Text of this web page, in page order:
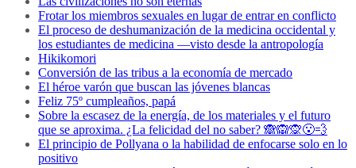
Frotar los miembros sexuales en lugar de entrar en conflicto
El proceso de deshumanización de la medicina occidental y
los estudiantes de medicina —visto desde la antropología
Hikikomori
Conversión de las tribus a la economía de mercado
El héroe varón que buscan las jóvenes blancas
Feliz 75º cumpleaños, papá
Sobre la escasez de la energía, de los materiales y el futuro
que se aproxima. ¿La felicidad del no saber? 🙈🙉🙊😮‍💨
El principio de Pollyana o la habilidad de enfocarse solo en lo
positivo